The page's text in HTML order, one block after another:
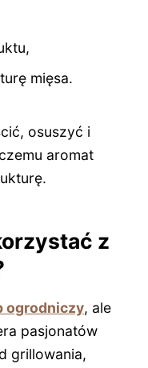
mięsa.
osuszyć i
aromat
z
ogrodniczy, ale
pasjonatów
grillowania,